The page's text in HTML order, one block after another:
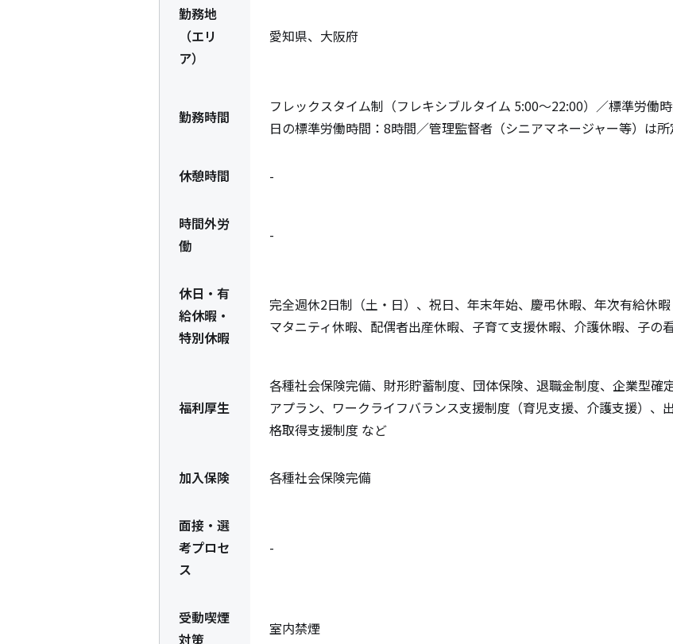
勤務地
（エリ
ア）
愛知県、大阪府
勤務時間
フレックスタイム制（フレキシブルタイム 5:00〜22:00）／標準労働
日の標準労働時間：8時間／管理監督者（シニアマネージャー等）は
休憩時間 -
時間外労
働
-
休日・有
給休暇・
特別休暇
完全週休2日制（土・日）、祝日、年末年始、慶弔休暇、年次有給休
マタニティ休暇、配偶者出産休暇、子育て支援休暇、介護休暇、子の
福利厚生
各種社会保険完備、財形貯蓄制度、団体保険、退職金制度、企業型確
アプラン、ワークライフバランス支援制度（育児支援、介護支援）、
格取得支援制度 など
加入保険 各種社会保険完備
面接・選
考プロセ
ス
-
受動喫煙
対策
室内禁煙